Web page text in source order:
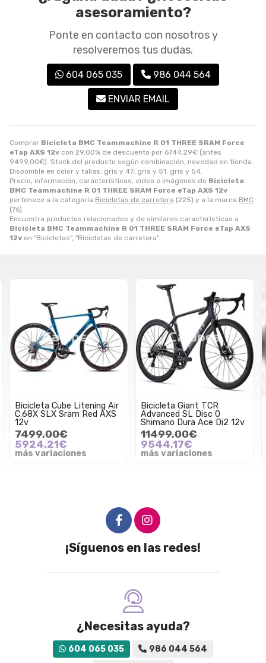
Comprar Bicicleta BMC Teammachine R 01 THREE SRAM Force
eTap AXS 12v con 29,00% de descuento por 6744,29€ (antes
9499,00€). Stock del producto según combinación, novedad en tienda.
Disponible en color y tallas: gris y 47; gris y 51; gris y 54.
Precio, información, características, video e imágenes de Bicicleta
BMC Teammachine R 01 THREE SRAM Force eTap AXS 12v
pertenece a la categoría Bicicletas de carretera (225) y a la marca BMC
(76).
Encuentra productos relacionados y de similares características a
Bicicleta BMC Teammachine R 01 THREE SRAM Force eTap AXS
12v en "Bicicletas", "Bicicletas de carretera".
asesoramiento?
Ponte en contacto con nosotros y
resolveremos tus dudas.
604 065 035 986 044 564
ENVIAR EMAIL
Bicicleta Cube Litening Air
C:68X SLX Sram Red AXS
12v
7499,00€
5924,21€
más variaciones
Bicicleta Giant TCR
Advanced SL Disc 0
Shimano Dura Ace Di2 12v
11499,00€
9544,17€
más variaciones
¡Síguenos en las redes!
¿Necesitas ayuda?
604 065 035
986 044 564